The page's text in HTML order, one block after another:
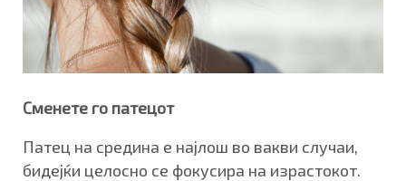
Сменете го патецот
Патец на средина е најлош во вакви случаи,
бидејќи целосно се фокусира на израстокот.